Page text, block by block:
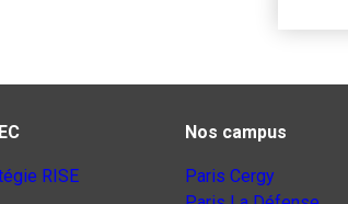
RISE
Nos campus
Paris Cergy